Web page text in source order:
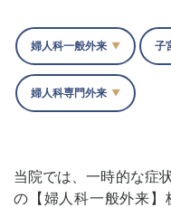
診療内容
産後ケア
婦人科
婦人科一般外来 子
婦人科専門外来
当院では、一時的な症
の【婦人科一般外来】